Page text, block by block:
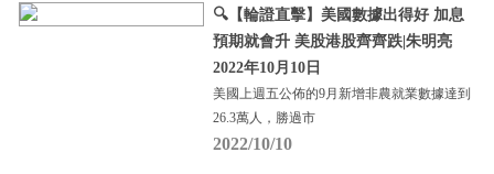
🔍【輪證直擊】美國數據出得好 加息
預期就會升 美股港股齊齊跌|朱明亮
2022年10月10日
美國上週五公佈的9月新增非農就業數據達到
26.3萬人，勝過市
2022/10/10